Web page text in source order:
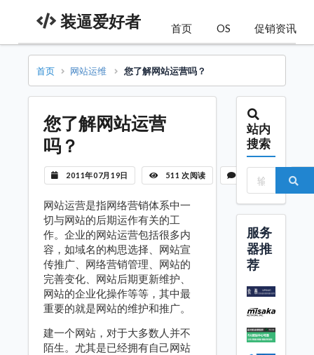
装逼爱好者 首页 OS 促销资讯
首页 网站运维 您了解网站运营吗？
您了解网站运营
吗？
2011年07月19日 511 次阅读 暂无评论
网站运营是指网络营销体系中一
切与网站的后期运作有关的工
作。企业的网站运营包括很多内
容，如域名的构思选择、网站宣
传推广、网络营销管理、网站的
完善变化、网站后期更新维护、
网站的企业化操作等等，其中最
重要的就是网站的维护和推广。
建一个网站，对于大多数人并不
陌生。尤其是已经拥有自己网站
站内
搜索
服务
器推
荐